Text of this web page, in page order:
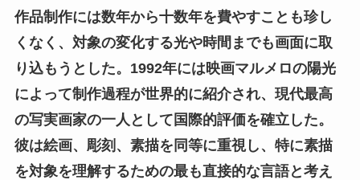
作品制作には数年から十数年を費やすことも珍し
くなく、対象の変化する光や時間までも画面に取
り込もうとした。1992年には映画マルメロの陽光
によって制作過程が世界的に紹介され、現代最高
の写実画家の一人として国際的評価を確立した。
彼は絵画、彫刻、素描を同等に重視し、特に素描
を対象を理解するための最も直接的な言語と考え